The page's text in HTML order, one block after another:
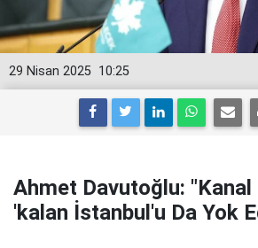
10:25
29 Nisan 2025
Ahmet Davutoğlu: "Kanal
'kalan İstanbul'u Da Yok